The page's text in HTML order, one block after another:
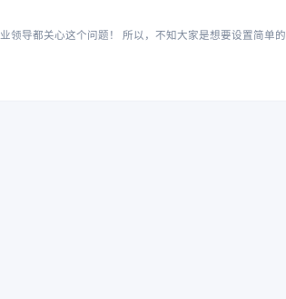
家是想要设置简单的模板还是需